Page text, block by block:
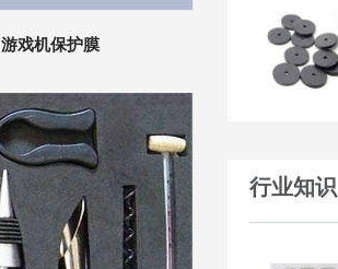
游戏机保护膜
行业知识